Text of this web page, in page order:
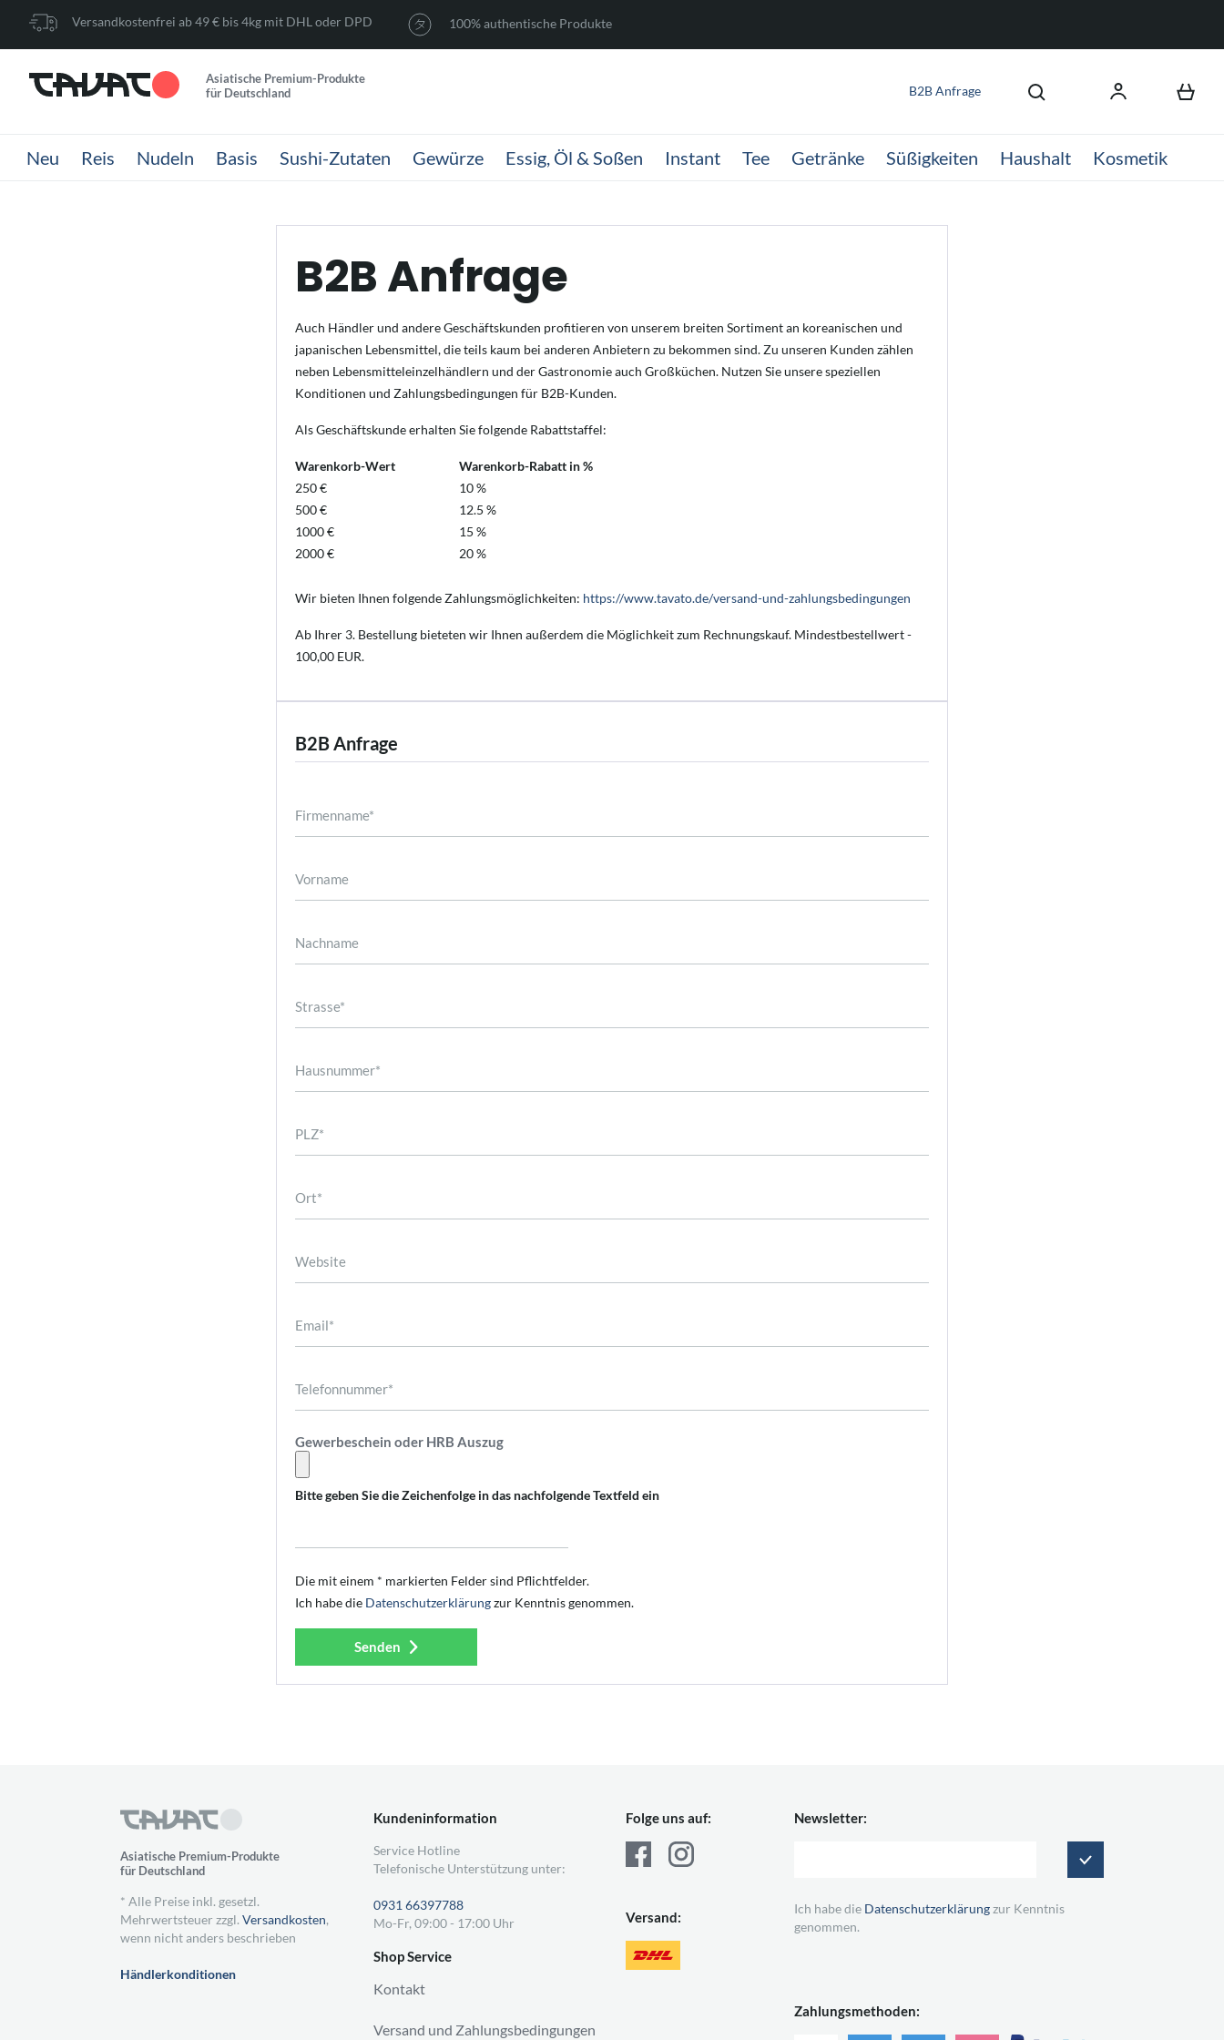
Versandkostenfrei ab 49 € bis 4kg mit DHL oder DPD 100% authentische Produkte
Asiatische Premium-Produkte
für Deutschland
B2B Anfrage
Neu Reis Nudeln Basis Sushi-Zutaten Gewürze Essig, Öl & Soßen Instant Tee Getränke Süßigkeiten Haushalt Kosmetik
B2B Anfrage
Auch Händler und andere Geschäftskunden profitieren von unserem breiten Sortiment an koreanischen und
japanischen Lebensmittel, die teils kaum bei anderen Anbietern zu bekommen sind. Zu unseren Kunden zählen
neben Lebensmitteleinzelhändlern und der Gastronomie auch Großküchen. Nutzen Sie unsere speziellen
Konditionen und Zahlungsbedingungen für B2B-Kunden.
Als Geschäftskunde erhalten Sie folgende Rabattstaffel:
Warenkorb-Wert
Warenkorb-Rabatt in %
250 €
10 %
500 €
12.5 %
1000 €
15 %
2000 €
20 %
Wir bieten Ihnen folgende Zahlungsmöglichkeiten: https://www.tavato.de/versand-und-zahlungsbedingungen
Ab Ihrer 3. Bestellung bieteten wir Ihnen außerdem die Möglichkeit zum Rechnungskauf. Mindestbestellwert -
100,00 EUR.
B2B Anfrage
Gewerbeschein oder HRB Auszug
Bitte geben Sie die Zeichenfolge in das nachfolgende Textfeld ein
Die mit einem * markierten Felder sind Pflichtfelder.
Ich habe die Datenschutzerklärungzur Kenntnis genommen.
Senden
Asiatische Premium-Produkte
für Deutschland
* Alle Preise inkl. gesetzl.
Mehrwertsteuer zzgl. Versandkosten,
wenn nicht anders beschrieben
Händlerkonditionen
Kundeninformation
Service Hotline
Telefonische Unterstützung unter:
0931 66397788
Mo-Fr, 09:00 - 17:00 Uhr
Shop Service
Kontakt
Versand und Zahlungsbedingungen
Folge uns auf:
Versand:
Newsletter:
Ich habe die Datenschutzerklärungzur Kenntnis
genommen.
Zahlungsmethoden: